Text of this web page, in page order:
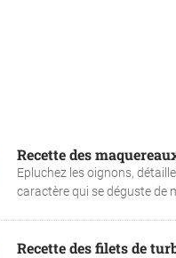
Recette des
Epluchez les oignons,
caractère qui se déguste de
Recette des filets de